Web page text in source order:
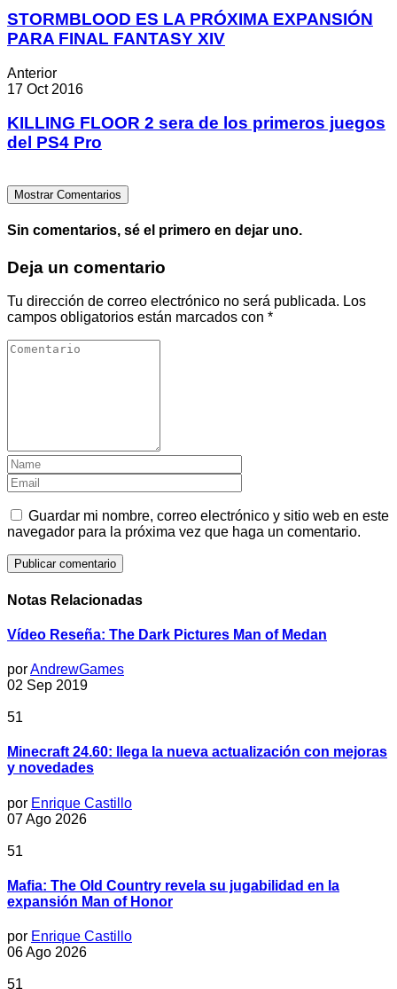
STORMBLOOD ES LA PRÓXIMA EXPANSIÓN
PARA FINAL FANTASY XIV
Anterior
17 Oct 2016
KILLING FLOOR 2 sera de los primeros juegos
del PS4 Pro
Mostrar Comentarios
Sin comentarios, sé el primero en dejar uno.
Deja un comentario
Tu dirección de correo electrónico no será publicada. Los
campos obligatorios están marcados con *
Guardar mi nombre, correo electrónico y sitio web en este
navegador para la próxima vez que haga un comentario.
Notas Relacionadas
Vídeo Reseña: The Dark Pictures Man of Medan
porAndrewGames
02 Sep 2019
51
Minecraft 24.60: llega la nueva actualización con mejoras
y novedades
por Enrique Castillo
07 Ago 2026
51
Mafia: The Old Country revela su jugabilidad en la
expansión Man of Honor
por Enrique Castillo
06 Ago 2026
51